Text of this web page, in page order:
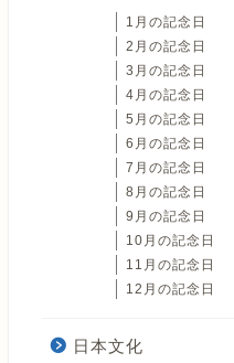
1月の記念日
2月の記念日
3月の記念日
4月の記念日
5月の記念日
6月の記念日
7月の記念日
8月の記念日
9月の記念日
10月の記念日
11月の記念日
12月の記念日
日本文化